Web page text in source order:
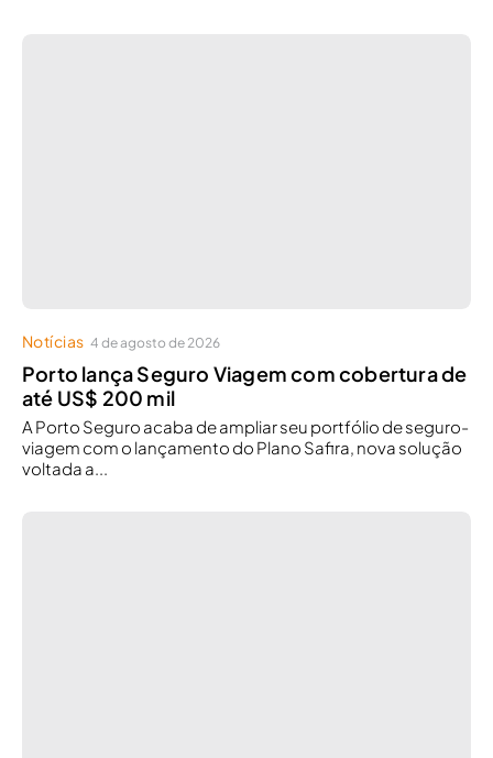
Notícias 4 de agosto de 2026
Porto lança Seguro Viagem com cobertura de
até US$ 200 mil
A Porto Seguro acaba de ampliar seu portfólio de seguro-
viagem com o lançamento do Plano Safira, nova solução
voltada a...